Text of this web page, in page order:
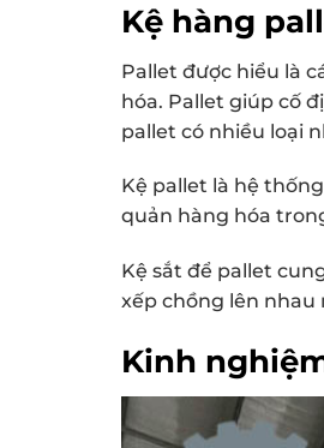
Kệ hàng
Pallet được hiểu là
hóa. Pallet giúp cố
pallet có nhiều loại
Kệ pallet là hệ
quản hàng hóa
Kệ sắt để pallet
xếp chồng lên
Kinh